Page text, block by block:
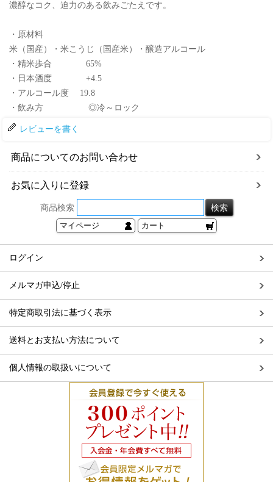
濃醇なコク、迫力のある飲みごたえです。
・原材料
米（国産）・米こうじ（国産米）・醸造アルコール
・精米歩合 65%
・日本酒度 +4.5
・アルコール度 19.8
・飲み方 ◎冷～ロック
レビューを書く
商品についてのお問い合わせ
お気に入りに登録
商品検索
マイページ カート
ログイン
メルマガ申込/停止
特定商取引法に基づく表示
送料とお支払い方法について
個人情報の取扱いについて